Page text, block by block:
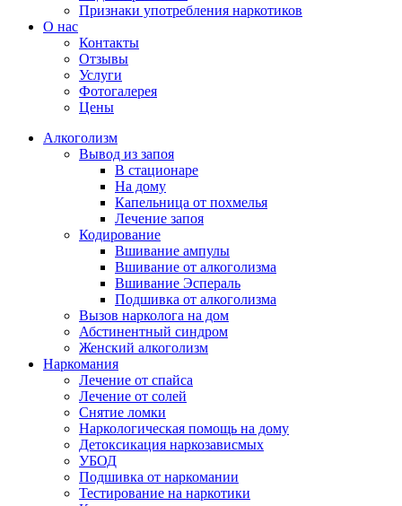
Признаки употребления наркотиков
О нас
Контакты
Отзывы
Услуги
Фотогалерея
Цены
Алкоголизм
Вывод из запоя
В стационаре
На дому
Капельница от похмелья
Лечение запоя
Кодирование
Вшивание ампулы
Вшивание от алкоголизма
Вшивание Эспераль
Подшивка от алкоголизма
Вызов нарколога на дом
Абстинентный синдром
Женский алкоголизм
Наркомания
Лечение от спайса
Лечение от солей
Снятие ломки
Наркологическая помощь на дому
Детоксикация наркозависмых
УБОД
Подшивка от наркомании
Тестирование на наркотики